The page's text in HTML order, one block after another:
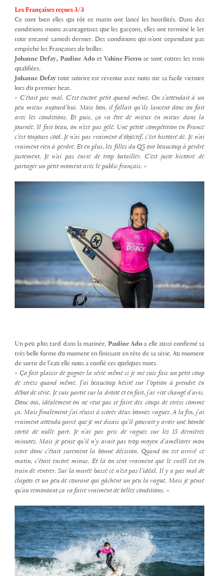
Les Françaises reçues 3/3
Ce sont bien elles qui tôt ce matin ont lancé les hostilités. Dans des
conditions moins avantageuses que les garçons, elles ont terminé le 1er
tour entamé samedi dernier. Des conditions qui n’ont cependant pas
empêché les Françaises de briller.
Johanne Defay, Pauline Ado et Vahine Fierro se sont toutes les trois
qualifiées.
Johanne Defaytout sourire est revenue avec nous sur sa facile victoire
lors du premier heat.
« C’était pas mal. C’est encore petit quand même. On s’attendait à un
peu mieux aujourd’hui. Mais bon, il fallait qu’ils lancent donc on fait
avec les conditions. Et puis, ça va être de mieux en mieux dans la
journée. Il fait beau, on n’est pas gelé. Une petite compétition en France
c’est toujours cool. Je n’ai pas vraiment d’objectif, c’est histoire de. Je n’ai
vraiment rien à perdre. Et en plus, les filles du QS ont beaucoup à perdre
justement. Je n’ai pas envie de trop batailler. C’est juste histoire de
partager un petit moment avec le public français. »
Un peu plus tard dans la matinée, Pauline Ado a elle aussi confirmé sa
très belle forme du moment en finissant en tête de sa série. Au moment
de sortir de l’eau elle nous a confié ces quelques mots.
« Ça fait plaisir de gagner la série même si je me suis fais un petit coup
de stress quand même. J’ai beaucoup hésité sur l’option à prendre en
début de série. Je suis partie sur la droite et en fait, j’ai vite changé d’avis.
Donc oui, idéalement on ne veut pas se faire des coups de stress comme
ça. Mais finalement j’ai réussi à scorer deux bonnes vagues. A la fin, j’ai
vraiment attendu parce que je me disais qu’il pouvait y avoir une bombe
sortie de nulle part. Je n’ai pas pris de vagues sur les 15 dernières
minutes. Mais je pense qu’il n’y avait pas trop moyen d’améliorer mon
score donc c’était surement la bonne décision. Quand on est arrivé ce
matin, c’était encore minus. Et là on sent vraiment que le swell est en
train de rentrer. Sur la marée basse ce n’est pas l’idéal. Il y a pas mal de
clapots et un peu de courant qui gâchent un peu la vague. Mais je pense
qu’au remontant ça va faire vraiment de belles conditions. »